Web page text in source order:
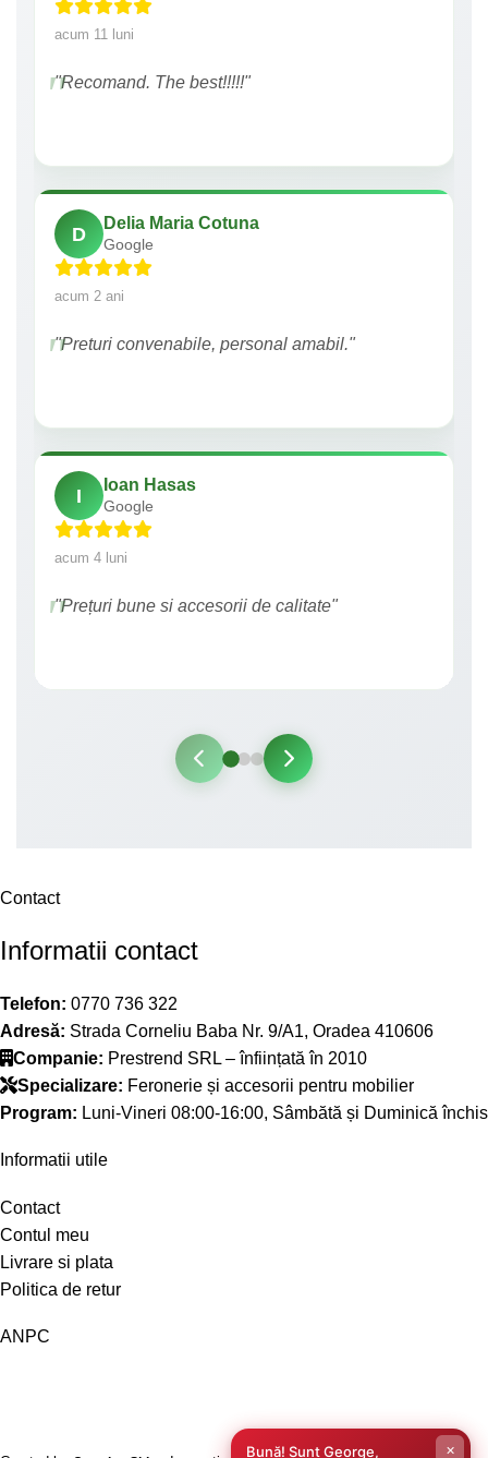
acum 11 luni
"Recomand. The best!!!!!"
D
Delia Maria Cotuna
Google
acum 2 ani
"Preturi convenabile, personal amabil."
I
Ioan Hasas
Google
acum 4 luni
"Prețuri bune si accesorii de calitate"
Contact
Informatii contact
Telefon: 0770 736 322
Adresă: Strada Corneliu Baba Nr. 9/A1, Oradea 410606
Companie: Prestrend SRL – înființată în 2010
Specializare: Feronerie și accesorii pentru mobilier
Program: Luni-Vineri 08:00-16:00, Sâmbătă și Duminică închis
Informatii utile
Contact
Contul meu
Livrare si plata
Politica de retur
ANPC
Bună! Sunt George, ×